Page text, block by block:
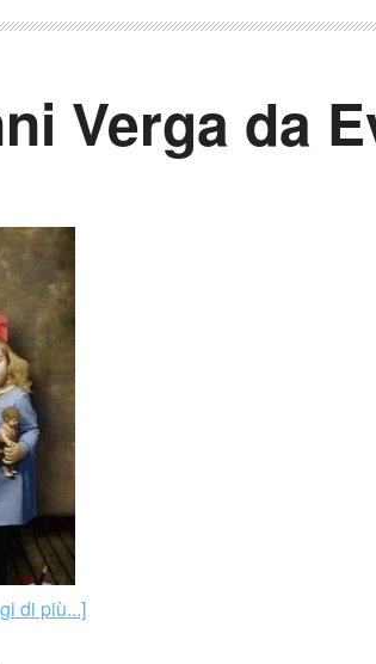
Verga da
di più...]